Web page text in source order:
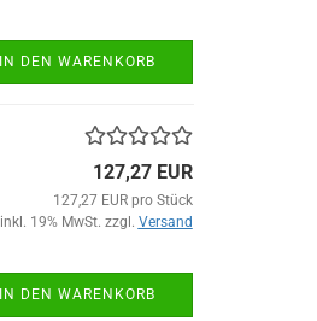
IN DEN WARENKORB
127,27 EUR
127,27 EUR pro Stück
inkl. 19% MwSt. zzgl. Versand
IN DEN WARENKORB